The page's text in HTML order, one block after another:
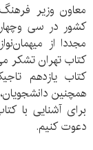
معاون وزیر
کشور در سی
مجددا از
کتاب تهران تشکر
کتاب یازدهم
همچنین
برای آشنایی با
دعوت کنیم.